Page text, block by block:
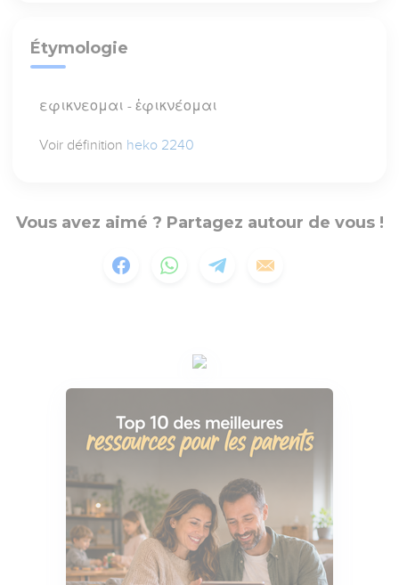
Étymologie
εφικνεομαι - ἐφικνέομαι
Voir définition heko 2240
Vous avez aimé ? Partagez autour de vous !